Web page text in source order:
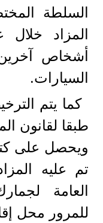
السلطة
المزاد
أشخاص
السيارات.
كما يتم
ويحصل على
تم عليه
العامة
للمرور محل